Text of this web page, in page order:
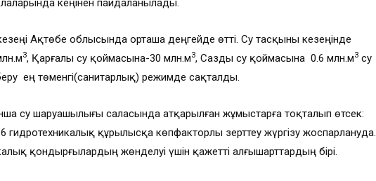
кеңінен пайдаланылады.
Ақтөбе облысында орташа деңгейде өтті. Су тасқыны кезеңінде
3, Қарғалы су қоймасына-30 млн.м3, Сазды су қоймасына 0.6 млн.м3 су
ең төменгі(санитарлық) режимде сақталды.
су шаруашылығы саласында атқарылған жұмыстарға тоқталып өтсек:
құрылысқа көпфакторлы зерттеу жүргізу жоспарлануда.
қондырғылардың жөнделуі үшін қажетті алғышарттардың бірі.